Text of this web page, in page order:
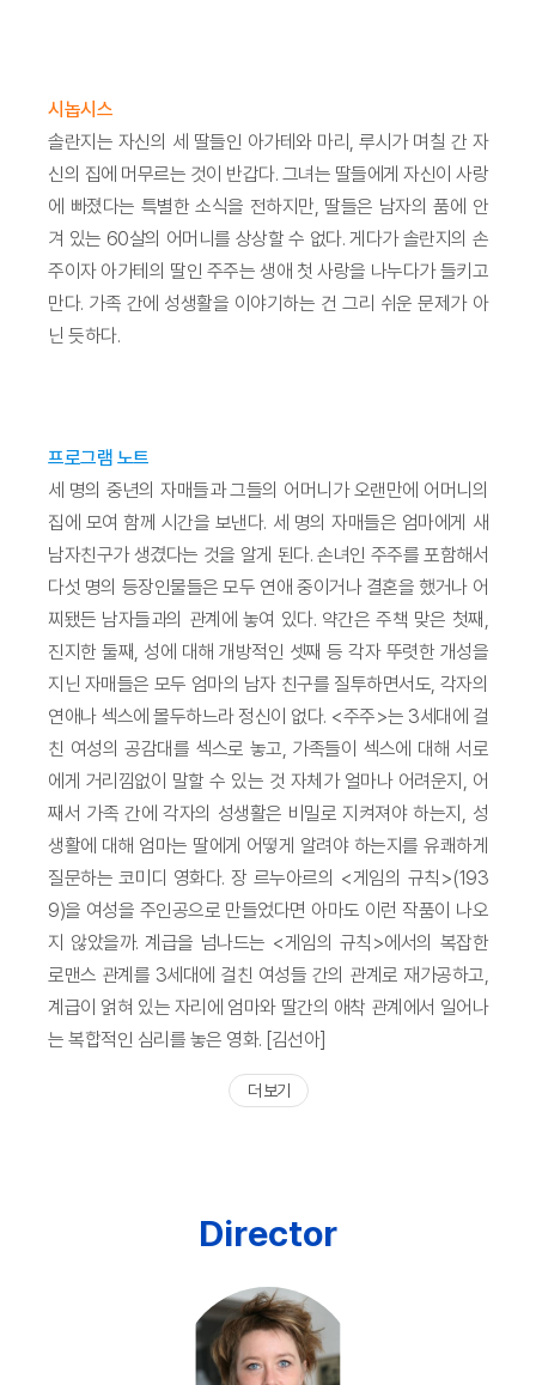
시놉시스
솔란지는 자신의 세 딸들인 아가테와 마리, 루시가 며칠 간 자
신의 집에 머무르는 것이 반갑다. 그녀는 딸들에게 자신이 사랑
에 빠졌다는 특별한 소식을 전하지만, 딸들은 남자의 품에 안
겨 있는 60살의 어머니를 상상할 수 없다. 게다가 솔란지의 손
주이자 아가테의 딸인 주주는 생애 첫 사랑을 나누다가 들키고
만다. 가족 간에 성생활을 이야기하는 건 그리 쉬운 문제가 아
닌 듯하다.
프로그램 노트
세 명의 중년의 자매들과 그들의 어머니가 오랜만에 어머니의
집에 모여 함께 시간을 보낸다. 세 명의 자매들은 엄마에게 새
남자친구가 생겼다는 것을 알게 된다. 손녀인 주주를 포함해서
다섯 명의 등장인물들은 모두 연애 중이거나 결혼을 했거나 어
찌됐든 남자들과의 관계에 놓여 있다. 약간은 주책 맞은 첫째,
진지한 둘째, 성에 대해 개방적인 셋째 등 각자 뚜렷한 개성을
지닌 자매들은 모두 엄마의 남자 친구를 질투하면서도, 각자의
연애나 섹스에 몰두하느라 정신이 없다. <주주>는 3세대에 걸
친 여성의 공감대를 섹스로 놓고, 가족들이 섹스에 대해 서로
에게 거리낌없이 말할 수 있는 것 자체가 얼마나 어려운지, 어
째서 가족 간에 각자의 성생활은 비밀로 지켜져야 하는지, 성
생활에 대해 엄마는 딸에게 어떻게 알려야 하는지를 유쾌하게
질문하는 코미디 영화다. 장 르누아르의 <게임의 규칙>(193
9)을 여성을 주인공으로 만들었다면 아마도 이런 작품이 나오
지 않았을까. 계급을 넘나드는 <게임의 규칙>에서의 복잡한
로맨스 관계를 3세대에 걸친 여성들 간의 관계로 재가공하고,
계급이 얽혀 있는 자리에 엄마와 딸간의 애착 관계에서 일어나
는 복합적인 심리를 놓은 영화. [김선아]
더 보기
Director